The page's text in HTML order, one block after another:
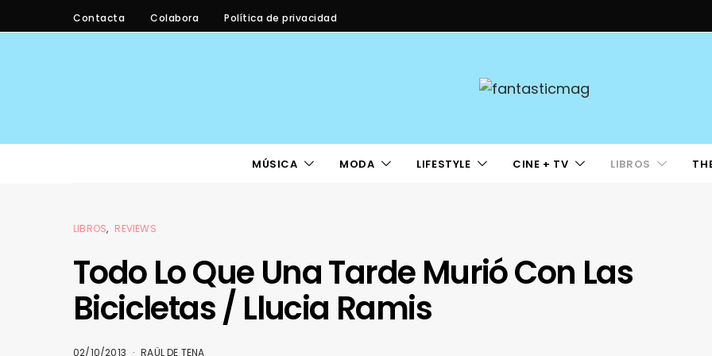
Contacta Colabora Política de privacidad
MÚSICA MODA LIFESTYLE CINE + TV LIBROS
LIBROS REVIEWS
Todo Lo Que Una Tarde Murió Con Las
Bicicletas / Llucia Ramis
02/10/2013 RAÜL DE TENA